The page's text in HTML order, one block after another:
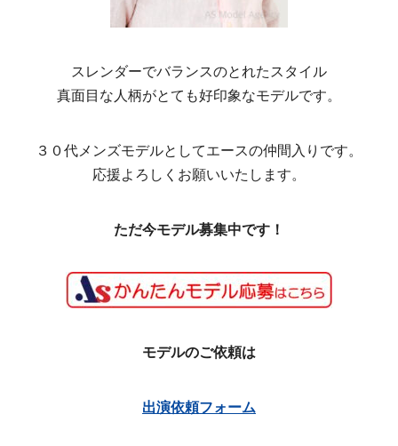
スレンダーでバランスのとれたスタイル
真面目な人柄がとても好印象なモデルです。
３０代メンズモデルとしてエースの仲間入りです。
応援よろしくお願いいたします。
ただ今モデル募集中です！
モデルのご依頼は
出演依頼フォーム